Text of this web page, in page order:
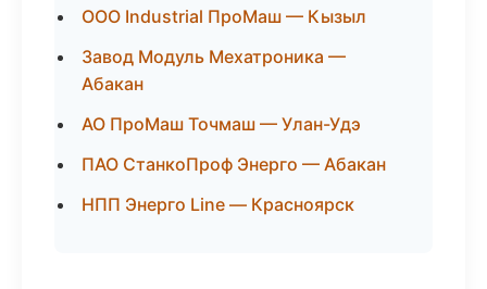
ООО Industrial ПроМаш — Кызыл
Завод Модуль Мехатроника —
Абакан
АО ПроМаш Точмаш — Улан-Удэ
ПАО СтанкоПроф Энерго — Абакан
НПП Энерго Line — Красноярск